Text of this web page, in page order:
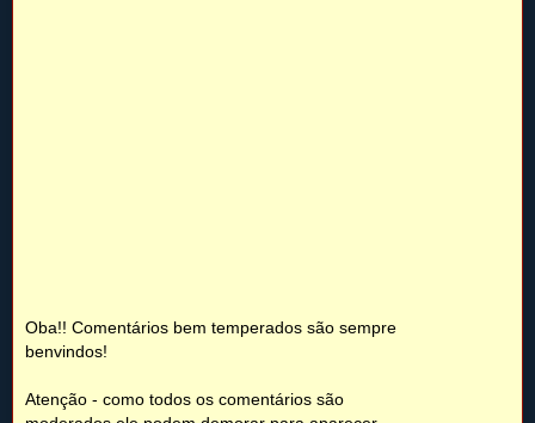
Oba!! Comentários bem temperados são sempre
benvindos!
Atenção - como todos os comentários são